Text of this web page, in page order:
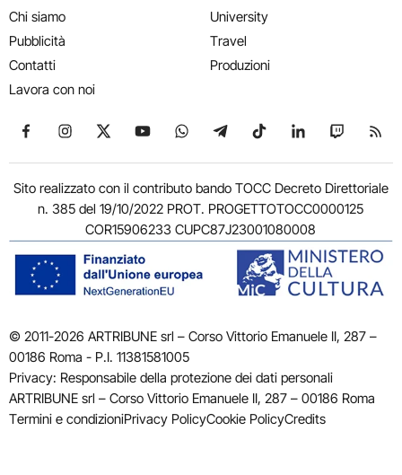
Chi siamo
Pubblicità
Contatti
Lavora con noi
University
Travel
Produzioni
Seguici su Facebook
Seguici su Instagram
Seguici su X
Seguici su YouTube
Seguici su WhatsApp
Seguici su Telegram
Seguici su TikTok
Seguici su
Seguici
Sito realizzato con il contributo bando TOCC Decreto Direttoriale
n. 385 del 19/10/2022 PROT. PROGETTOTOCC0000125
COR15906233 CUPC87J23001080008
© 2011-2026 ARTRIBUNE srl – Corso Vittorio Emanuele II, 287 –
00186 Roma - P.I. 11381581005
Privacy: Responsabile della protezione dei dati personali
ARTRIBUNE srl – Corso Vittorio Emanuele II, 287 – 00186 Roma
Termini e condizioniPrivacy PolicyCookie PolicyCredits